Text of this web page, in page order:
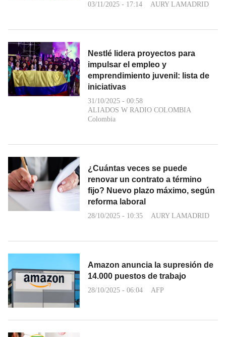
03/11/2025 - 17:14 AURY LAMADRID
Nestlé lidera proyectos para
impulsar el empleo y
emprendimiento juvenil: lista de
iniciativas
31/10/2025 - 00:58
ALIADOS W RADIO COLOMBIA
Colombia
¿Cuántas veces se puede
renovar un contrato a término
fijo? Nuevo plazo máximo, según
reforma laboral
28/10/2025 - 10:35 AURY LAMADRID
Amazon anuncia la supresión de
14.000 puestos de trabajo
28/10/2025 - 06:04 AFP